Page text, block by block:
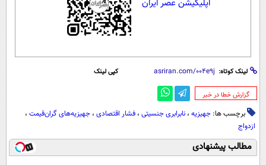
اپلیکیشن عصر ایران
لینک کوتاه: کپی لینک
‌گزارش خطا در خبر
برچسب ها: جهیزیه‌ ، نابرابری جنسیتی ، فشار اقتصادی ، جهیزیه‌های گران‌قیمت ،
ازدواج
مطالب پیشنهادی